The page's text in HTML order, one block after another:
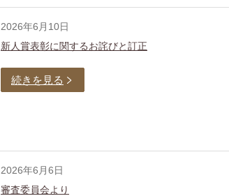
2026年6月10日
新人賞表彰に関するお詫びと訂正
続きを見る
2026年6月6日
審査委員会より